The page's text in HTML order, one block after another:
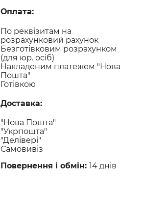
Оплата:
По реквізитам на
розрахунковий рахунок
Безготівковим розрахунком
(для юр. осіб)
Накладеним платежем "Нова
Пошта"
Готівкою
Доставка:
"Нова Пошта"
"Укрпошта"
"Делівері"
Самовивіз
Повернення і обмін:14 днів